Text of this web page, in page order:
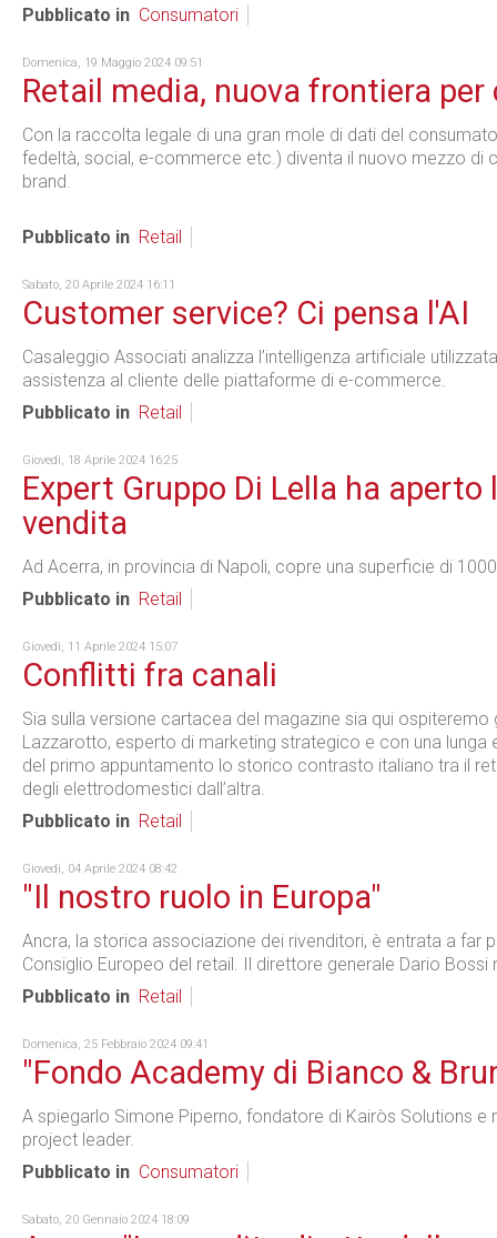
Pubblicato in Consumatori
Domenica, 19 Maggio 2024 09:51
Retail media, nuova frontiera
Con la raccolta legale di una gran mole di dati del
fedeltà, social, e-commerce etc.) diventa il nuovo mezzo di
brand.
Pubblicato in Retail
Sabato, 20 Aprile 2024 16:11
Customer service? Ci pensa l'AI
Casaleggio Associati analizza l’intelligenza artificiale
assistenza al cliente delle piattaforme di e-commerce.
Pubblicato in Retail
Giovedì, 18 Aprile 2024 16:25
Expert Gruppo Di Lella ha aperto
vendita
Ad Acerra, in provincia di Napoli, copre una superficie di
Pubblicato in Retail
Giovedì, 11 Aprile 2024 15:07
Conflitti fra canali
Sia sulla versione cartacea del magazine sia qui ospiteremo
Lazzarotto, esperto di marketing strategico e con una lunga
del primo appuntamento lo storico contrasto italiano tra il
degli elettrodomestici dall’altra.
Pubblicato in Retail
Giovedì, 04 Aprile 2024 08:42
"Il nostro ruolo in Europa"
Ancra, la storica associazione dei rivenditori, è entrata a far
Consiglio Europeo del retail. Il direttore generale Dario Bossi
Pubblicato in Retail
Domenica, 25 Febbraio 2024 09:41
"Fondo Academy di Bianco &
A spiegarlo Simone Piperno, fondatore di Kairòs Solutions e
project leader.
Pubblicato in Consumatori
Sabato, 20 Gennaio 2024 18:09